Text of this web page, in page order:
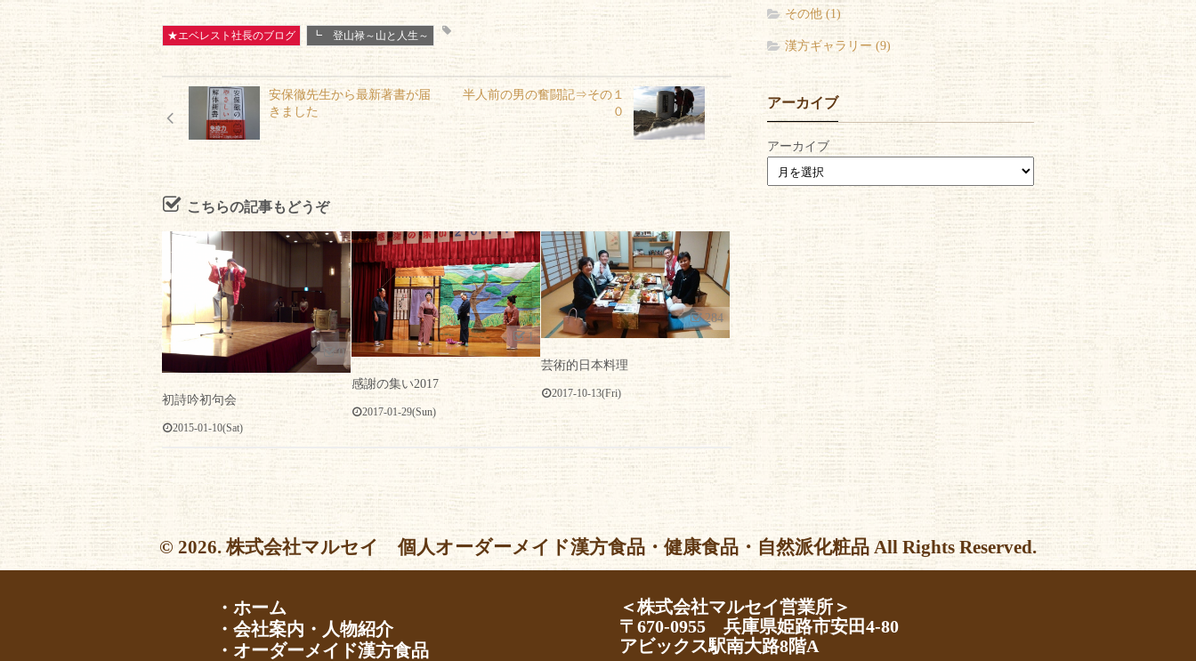
★エベレスト社長のブログ ┗ 登山禄～山と人生～
安保徹先生から最新著書が届
きました
半人前の男の奮闘記⇒その１
０
こちらの記事もどうぞ
0
初詩吟初句会
2015-01-10(Sat)
1
感謝の集い2017
2017-01-29(Sun)
284
芸術的日本料理
2017-10-13(Fri)
その他 (1)
漢方ギャラリー (9)
アーカイブ
アーカイブ
© 2026. 株式会社マルセイ 個人オーダーメイド漢方食品・健康食品・自然派化粧品 All Rights Reserved.
・ホーム
・会社案内・人物紹介
・オーダーメイド漢方食品
＜株式会社マルセイ営業所＞
〒670-0955 兵庫県姫路市安田4-80
アビックス駅南大路8階A